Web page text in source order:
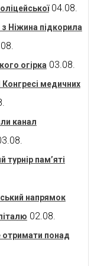
04.08.
Ніжина підкорила
огірка 03.08.
Конгресі медичних
канал
турнір пам’яті
напрямок
02.08.
отримати понад